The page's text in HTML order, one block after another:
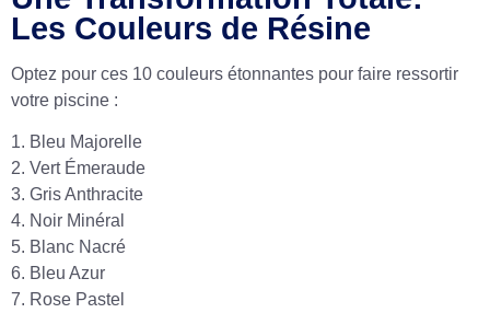
Les Couleurs de Résine
Optez pour ces 10 couleurs étonnantes pour faire ressortir
votre piscine :
1. Bleu Majorelle
2. Vert Émeraude
3. Gris Anthracite
4. Noir Minéral
5. Blanc Nacré
6. Bleu Azur
7. Rose Pastel